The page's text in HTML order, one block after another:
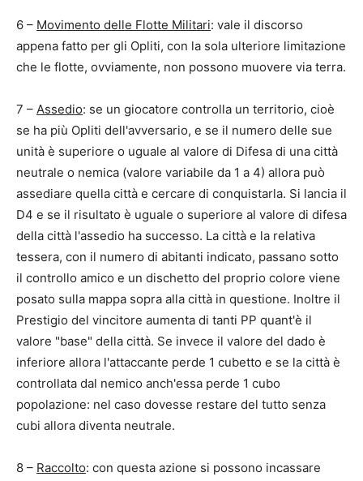
6 – Movimento delle Flotte Militari: vale il discorso
appena fatto per gli Opliti, con la sola ulteriore limitazione
che le flotte, ovviamente, non possono muovere via terra.
7 – Assedio: se un giocatore controlla un territorio, cioè
se ha più Opliti dell'avversario, e se il numero delle sue
unità è superiore o uguale al valore di Difesa di una città
neutrale o nemica (valore variabile da 1 a 4) allora può
assediare quella città e cercare di conquistarla. Si lancia il
D4 e se il risultato è uguale o superiore al valore di difesa
della città l'assedio ha successo. La città e la relativa
tessera, con il numero di abitanti indicato, passano sotto
il controllo amico e un dischetto del proprio colore viene
posato sulla mappa sopra alla città in questione. Inoltre il
Prestigio del vincitore aumenta di tanti PP quant'è il
valore "base" della città. Se invece il valore del dado è
inferiore allora l'attaccante perde 1 cubetto e se la città è
controllata dal nemico anch'essa perde 1 cubo
popolazione: nel caso dovesse restare del tutto senza
cubi allora diventa neutrale.
8 – Raccolto: con questa azione si possono incassare